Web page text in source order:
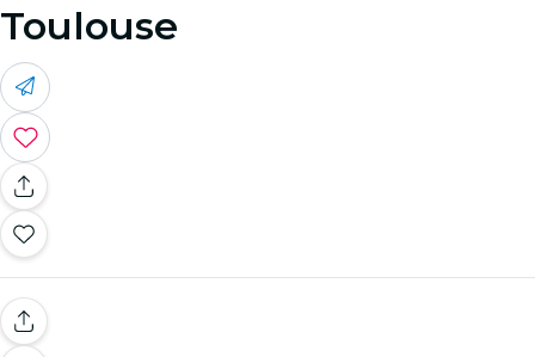
Toulouse